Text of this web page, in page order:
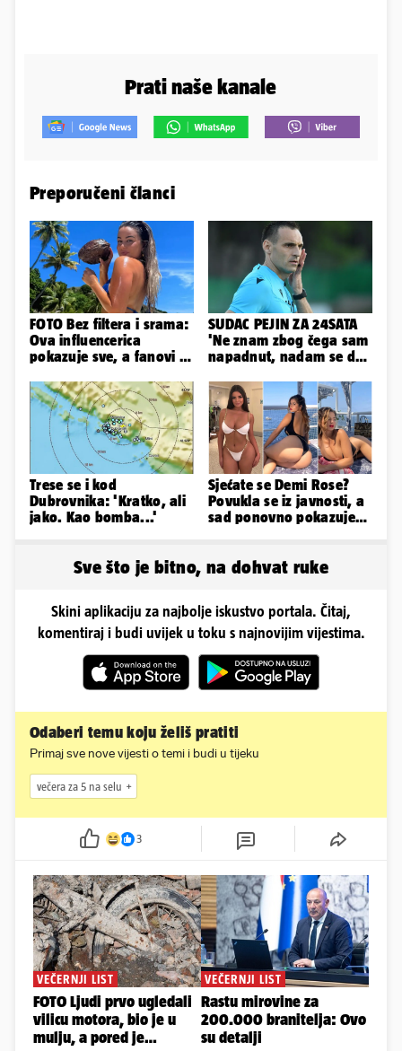
Prati naše kanale
Preporučeni članci
FOTO Bez filtera i srama:
Ova influencerica
pokazuje sve, a fanovi je
SUDAC PEJIN ZA 24SATA
'Ne znam zbog čega sam
napadnut, nadam se da
Trese se i kod
Dubrovnika: 'Kratko, ali
jako. Kao bomba...'
Sjećate se Demi Rose?
Povukla se iz javnosti, a
sad ponovno pokazuje
Sve što je bitno, na dohvat ruke
Skini aplikaciju za najbolje iskustvo portala. Čitaj,
komentiraj i budi uvijek u toku s najnovijim vijestima.
Odaberi temu koju želiš pratiti
Primaj sve nove vijesti o temi i budi u tijeku
večera za 5 na selu
3